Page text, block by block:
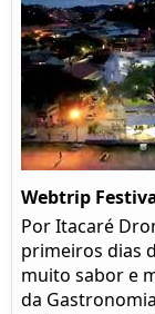
Webtrip
Por Itacaré
primeiros dias
muito sabor e
da